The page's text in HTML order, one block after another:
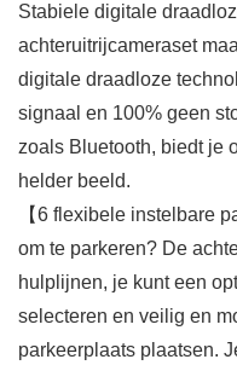
Stabiele digitale
achteruitrijcameraset
digitale draadloze
signaal en 100% geen
zoals Bluetooth, biedt je
helder beeld.
【6 flexibele instelbare
om te parkeren? De
hulplijnen, je kunt een
selecteren en veilig en
parkeerplaats plaatsen.